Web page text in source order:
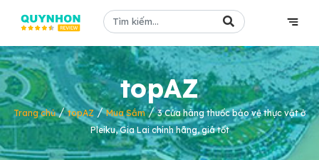
topAZ
Trang chủ/topAZ/Mua Sắm/3 Cửa hàng thuốc bảo vệ thực vật ở
Pleiku, Gia Lai chính hãng, giá tốt